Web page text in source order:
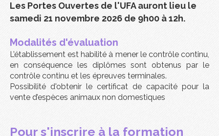
Les Portes Ouvertes de l'UFA auront lieu le
samedi 21 novembre 2026 de 9h00 à 12h.
Modalités d'évaluation
L’établissement est habilité à mener le contrôle continu,
en conséquence les diplômes sont obtenus par le
contrôle continu et les épreuves terminales.
Possibilité d'obtenir le certificat de capacité pour la
vente d’espèces animaux non domestiques
Pour s'inscrire à la formation